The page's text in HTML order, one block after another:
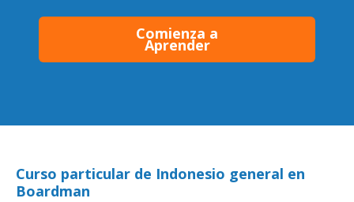
Comienza a
Aprender
Curso particular de Indonesio general en
Boardman